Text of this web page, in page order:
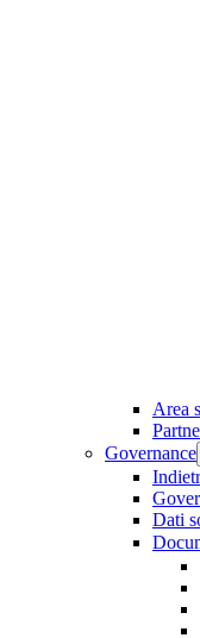
Area
Governance
Dati